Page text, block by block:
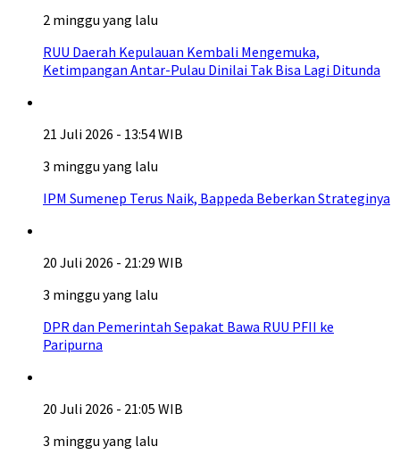
2 minggu yang lalu
RUU Daerah Kepulauan Kembali Mengemuka,
Ketimpangan Antar-Pulau Dinilai Tak Bisa Lagi Ditunda
21 Juli 2026 - 13:54 WIB
3 minggu yang lalu
IPM Sumenep Terus Naik, Bappeda Beberkan Strateginya
20 Juli 2026 - 21:29 WIB
3 minggu yang lalu
DPR dan Pemerintah Sepakat Bawa RUU PFII ke
Paripurna
20 Juli 2026 - 21:05 WIB
3 minggu yang lalu